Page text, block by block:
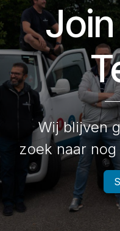
Wij blijven
zoek naar